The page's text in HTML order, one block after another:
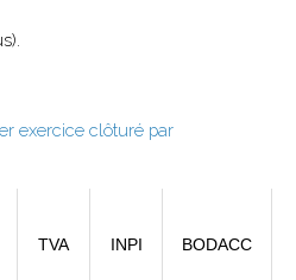
exercice clôturé par
TVA INPI BODACC